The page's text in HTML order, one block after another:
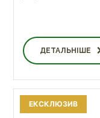
ДЕТАЛЬНІШЕ
ЕКСКЛЮЗИВ